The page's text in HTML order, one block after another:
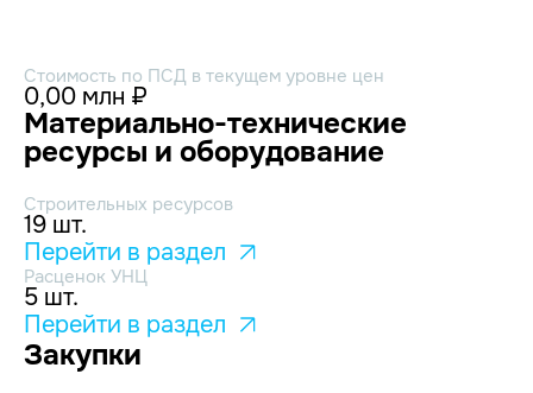
Стоимость по ПСД в текущем уровне цен
0,00 млн ₽
Материально-технические
ресурсы и оборудование
Строительных ресурсов
19 шт.
Перейти в раздел
Расценок УНЦ
5 шт.
Перейти в раздел
Закупки